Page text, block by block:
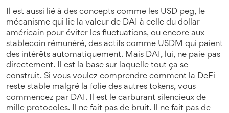
Il est aussi lié à des concepts comme les USD peg, le
mécanisme qui lie la valeur de DAI à celle du dollar
américain pour éviter les fluctuations, ou encore aux
stablecoin rémunéré, des actifs comme USDM qui paient
des intérêts automatiquement. Mais DAI, lui, ne paie pas
directement. Il est la base sur laquelle tout ça se
construit. Si vous voulez comprendre comment la DeFi
reste stable malgré la folie des autres tokens, vous
commencez par DAI. Il est le carburant silencieux de
mille protocoles. Il ne fait pas de bruit. Il ne fait pas de